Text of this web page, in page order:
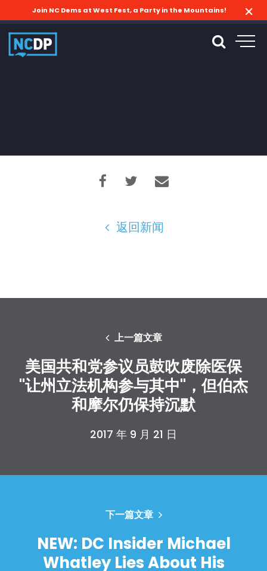
Join NC Dems at West Fest, a Party in the Mountains!
返回新闻
上一篇文章
美国共和党参议员鼓吹废除医保
"让州立法机构参与其中"，但伯杰
和摩尔仍保持沉默
2017 年 9 月 21 日
下一篇文章
NEW: DC Insider Michael
Whatley Lies About His